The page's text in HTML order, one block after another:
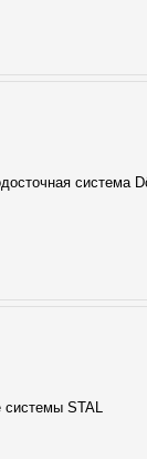
система
STAL